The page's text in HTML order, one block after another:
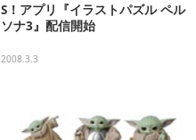
S！アプリ『イラストパズル ペル
ソナ3』配信開始
2008.3.3